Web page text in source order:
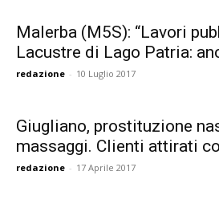
Malerba (M5S): “Lavori
Lacustre di Lago Patria:
redazione - 10 Luglio 2017
Giugliano, prostituzione
massaggi. Clienti attirati
redazione - 17 Aprile 2017